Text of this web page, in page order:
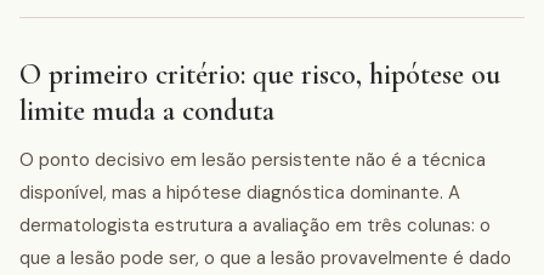
O primeiro critério: que risco, hipótese ou
limite muda a conduta
O ponto decisivo em lesão persistente não é a técnica
disponível, mas a hipótese diagnóstica dominante. A
dermatologista estrutura a avaliação em três colunas: o
que a lesão pode ser, o que a lesão provavelmente é dado